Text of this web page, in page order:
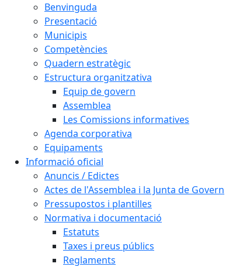
Benvinguda
Presentació
Municipis
Competències
Quadern estratègic
Estructura organitzativa
Equip de govern
Assemblea
Les Comissions informatives
Agenda corporativa
Equipaments
Informació oficial
Anuncis / Edictes
Actes de l'Assemblea i la Junta de Govern
Pressupostos i plantilles
Normativa i documentació
Estatuts
Taxes i preus públics
Reglaments